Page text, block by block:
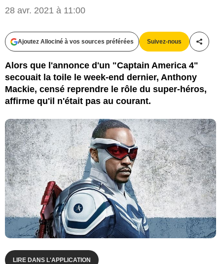
28 avr. 2021 à 11:00
Ajoutez Allociné à vos sources préférées Suivez-nous
Alors que l'annonce d'un "Captain America 4"
secouait la toile le week-end dernier, Anthony
Mackie, censé reprendre le rôle du super-héros,
affirme qu'il n'était pas au courant.
LIRE DANS L'APPLICATION